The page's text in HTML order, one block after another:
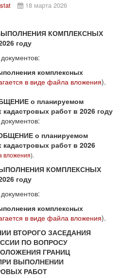
18 марта 2026
КОМПЛЕКСНЫХ
году
комплексных
в виде файла вложения).
о планируемом
работ в 2026 году
о планируемом
работ в 2026
вложения).
КОМПЛЕКСНЫХ
году
комплексных
в виде файла вложения).
ВТОРОГО ЗАСЕДАНИЯ
ПО ВОПРОСУ
ГРАНИЦ
ВЫПОЛНЕНИИ
РАБОТ